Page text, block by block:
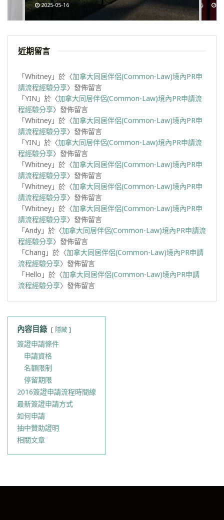
2025-05-16
近期留言
「Whitney 」於〈加拿大同居伴侶(Common-Law)境內PR申
請流程經驗分享〉發佈留言
「YIN 」於〈加拿大同居伴侶(Common-Law)境內PR申請流
程經驗分享〉發佈留言
「Whitney 」於〈加拿大同居伴侶(Common-Law)境內PR申
請流程經驗分享〉發佈留言
「YIN 」於〈加拿大同居伴侶(Common-Law)境內PR申請流
程經驗分享〉發佈留言
「Whitney 」於〈加拿大同居伴侶(Common-Law)境內PR申
請流程經驗分享〉發佈留言
「Whitney 」於〈加拿大同居伴侶(Common-Law)境內PR申
請流程經驗分享〉發佈留言
「Whitney 」於〈加拿大同居伴侶(Common-Law)境內PR申
請流程經驗分享〉發佈留言
「Andy 」於〈加拿大同居伴侶(Common-Law)境內PR申請流
程經驗分享〉發佈留言
「Chang 」於〈加拿大同居伴侶(Common-Law)境內PR申請
流程經驗分享〉發佈留言
「Hello 」於〈加拿大同居伴侶(Common-Law)境內PR申請
流程經驗分享〉發佈留言
內容目錄 隱藏
簽證申請條件
申請資格
名額限制
停留期限
2016簽證申請流程時間線
最新簽證申請方式
如何申請
抽中贊助證明
相關文章